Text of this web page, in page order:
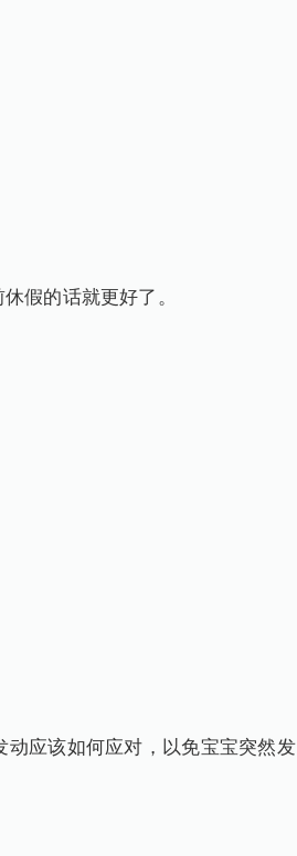
假的话就更好了。
应该如何应对，以免宝宝突然发